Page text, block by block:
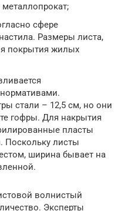
сфере
Размеры листа,
покрытия жилых
стали – 12,5 см, но они
гофры. Для накрытия
пласты
Поскольку листы
ширина бывает на
волнистый
Эксперты